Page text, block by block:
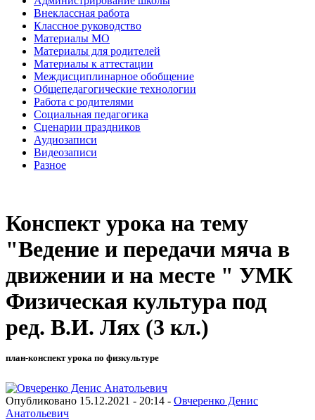
Внеклассная работа
Классное руководство
Материалы МО
Материалы для родителей
Материалы к аттестации
Междисциплинарное обобщение
Общепедагогические технологии
Работа с родителями
Социальная педагогика
Сценарии праздников
Аудиозаписи
Видеозаписи
Разное
Конспект урока на тему
"Ведение и передачи мяча в
движении и на месте " УМК
Физическая культура под
ред. В.И. Лях (3 кл.)
план-конспект урока по физкультуре
Опубликовано 15.12.2021 - 20:14 - Овчеренко Денис
Анатольевич